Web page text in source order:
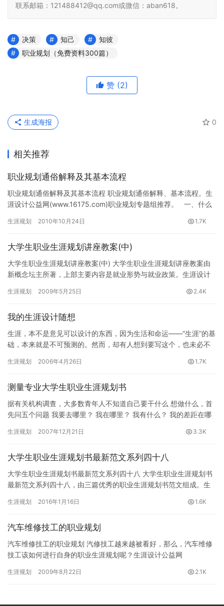
联系邮箱：121488412@qq.com或微信：aban618。
决策 知己
知彼
职业规划（免费资料300篇）
赞 (2)
0
生成海报
相关推荐
职业规划通俗解释及其基本流程
职业规划通俗解释及其基本流程 职业规划通俗解释、基本流程。生
涯设计公益网(www.16175.com)职业规划专题组推荐。 一、什么
生涯规划 2010年10月24日 1.7K
大学生职业生涯规划讲座教案(中)
大学生职业生涯规划讲座教案(中) 大学生职业生涯规划讲座教案由
新概念坛主所著，上部主要内容是就业形势与就业政策。生涯设计
生涯规划 2009年5月25日 2.4K
我的生涯设计随想
生涯，本不是意见可以设计的东西，因为生活和命运——“生涯”的基
础，本来就是不可预测的。然而，却有人想到要写这个，也未必不
—…
生涯规划 2006年4月26日 1.7K
测量专业大学生职业生涯规划书
据有关机构调查，大多数青年人不知道自己要干什么 想做什么，首
先问五个问题 我要去哪里？ 我在哪里？ 我有什么？ 我的差距在哪
生涯规划 2007年12月21日 3.3K
大学生职业生涯规划书最新范文系列四十八
大学生职业生涯规划书最新范文系列四十八 大学生职业生涯规划书
最新范文系列四十八，由三篇优秀的职业生涯规划书范文组成。生
生涯规划 2016年1月16日 1.6K
汽车维修技工的职业规划
汽车维修技工的职业规划 汽修技工越来越被看好，那么，汽车维修
技工该如何进行自身的职业生涯规划呢？生涯设计公益网
生涯规划 2009年8月22日 2.1K